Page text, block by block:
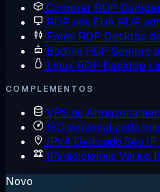
Comprar RDP
RDP nos EUA RDP
Forex RDP Desktop
Botting RDP Sempre
Linux RDP Desktop
COMPLEMENTOS
VPS de
ISO personalizada
IPv4 Dedicado Seu
IPs adicionais Vários
Novo